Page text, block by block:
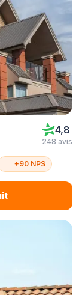
4,8
248 avis
+90 NPS